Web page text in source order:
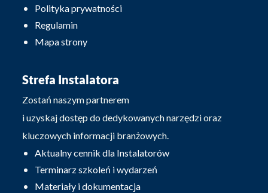
Polityka prywatności
Regulamin
Mapa strony
Strefa Instalatora
Zostań naszym partnerem
i uzyskaj dostęp do dedykowanych narzędzi oraz
kluczowych informacji branżowych.
Aktualny cennik dla Instalatorów
Terminarz szkoleń i wydarzeń
Materiały i dokumentacja